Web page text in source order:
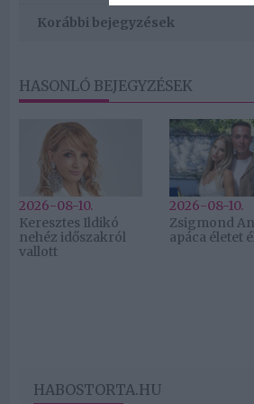
Korábbi bejegyzések
HASONLÓ BEJEGYZÉSEK
2026-08-10.
Keresztes Ildikó
nehéz időszakról
vallott
2026-08-10.
Zsigmond
apáca életet
HABOSTORTA.HU